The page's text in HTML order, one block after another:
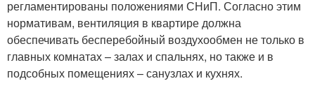
регламентированы положениями СНиП. Согласно этим
нормативам, вентиляция в квартире должна
обеспечивать бесперебойный воздухообмен не только в
главных комнатах – залах и спальнях, но также и в
подсобных помещениях – санузлах и кухнях.